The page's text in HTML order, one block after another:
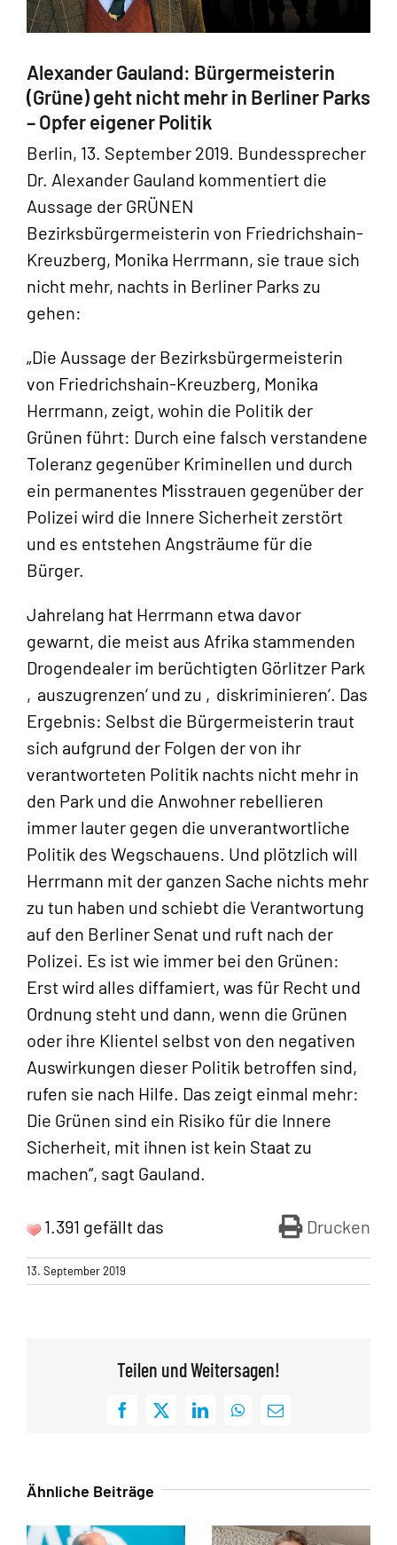
Alexander Gauland: Bürgermeisterin
(Grüne) geht nicht mehr in Berliner Parks
– Opfer eigener Politik
Berlin, 13. September 2019. Bundessprecher
Dr. Alexander Gauland kommentiert die
Aussage der GRÜNEN
Bezirksbürgermeisterin von Friedrichshain-
Kreuzberg, Monika Herrmann, sie traue sich
nicht mehr, nachts in Berliner Parks zu
gehen:
„Die Aussage der Bezirksbürgermeisterin
von Friedrichshain-Kreuzberg, Monika
Herrmann, zeigt, wohin die Politik der
Grünen führt: Durch eine falsch verstandene
Toleranz gegenüber Kriminellen und durch
ein permanentes Misstrauen gegenüber der
Polizei wird die Innere Sicherheit zerstört
und es entstehen Angsträume für die
Bürger.
Jahrelang hat Herrmann etwa davor
gewarnt, die meist aus Afrika stammenden
Drogendealer im berüchtigten Görlitzer Park
‚auszugrenzen‘ und zu ‚diskriminieren‘. Das
Ergebnis: Selbst die Bürgermeisterin traut
sich aufgrund der Folgen der von ihr
verantworteten Politik nachts nicht mehr in
den Park und die Anwohner rebellieren
immer lauter gegen die unverantwortliche
Politik des Wegschauens. Und plötzlich will
Herrmann mit der ganzen Sache nichts mehr
zu tun haben und schiebt die Verantwortung
auf den Berliner Senat und ruft nach der
Polizei. Es ist wie immer bei den Grünen:
Erst wird alles diffamiert, was für Recht und
Ordnung steht und dann, wenn die Grünen
oder ihre Klientel selbst von den negativen
Auswirkungen dieser Politik betroffen sind,
rufen sie nach Hilfe. Das zeigt einmal mehr:
Die Grünen sind ein Risiko für die Innere
Sicherheit, mit ihnen ist kein Staat zu
machen“, sagt Gauland.
Drucken
1.391 gefällt das
13. September 2019
Teilen und Weitersagen!
Facebook
X LinkedInWhatsApp
E-
Ähnliche Beiträge